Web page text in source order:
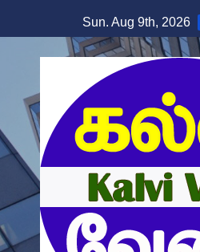
to
content
Sun. Aug 9th, 2026